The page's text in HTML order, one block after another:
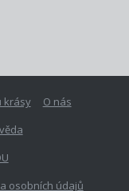
krásy
O nás
osobních údajů